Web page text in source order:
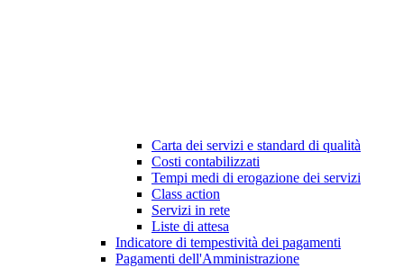
Carta dei servizi e standard di qualità
Costi contabilizzati
Tempi medi di erogazione dei servizi
Class action
Servizi in rete
Liste di attesa
Indicatore di tempestività dei pagamenti
Pagamenti dell'Amministrazione